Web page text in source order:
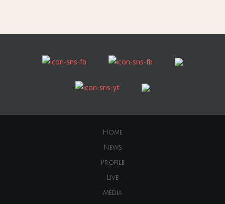
Home
News
Profile
Live
Media